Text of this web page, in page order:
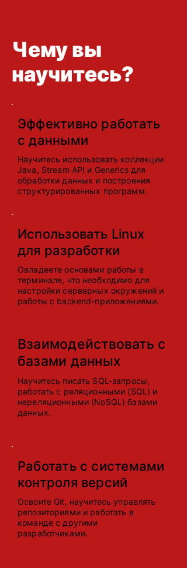
Чему вы
научитесь?
Эффективно работать
с данными
Научитесь использовать коллекции
Java, Stream API и Generics для
обработки данных и построения
структурированных программ.
Использовать Linux
для разработки
Овладеете основами работы в
терминале, что необходимо для
настройки серверных окружений и
работы с backend-приложениями.
Взаимодействовать с
базами данных
Научитесь писать SQL-запросы,
работать с реляционными (SQL) и
нереляционными (NoSQL) базами
данных.
Работать с системами
контроля версий
Освоите Git, научитесь управлять
репозиториями и работать в
команде с другими
разработчиками.